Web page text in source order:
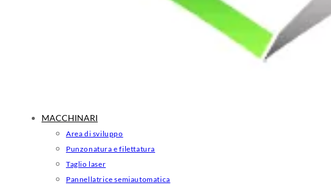
MACCHINARI
Area di sviluppo
Punzonatura e filettatura
Taglio laser
Pannellatrice semiautomatica